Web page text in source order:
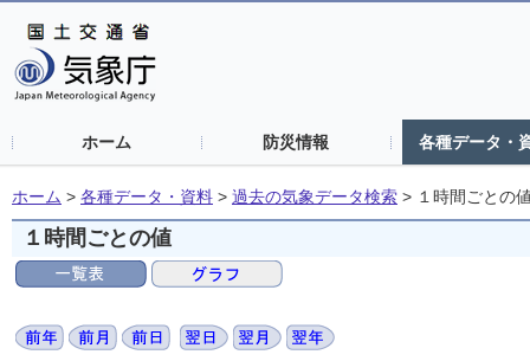
ホーム 防災情報 各種データ・
ホーム > 各種データ・資料 > 過去の気象データ検索 > １時間ごとの
１時間ごとの値